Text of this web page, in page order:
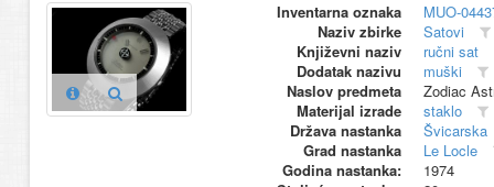
Inventarna oznaka
MUO-
Naziv zbirke
Satovi
Književni naziv
ručni sat
Dodatak nazivu
muški
Naslov predmeta
Zodiac
Materijal izrade
staklo
Država nastanka
Švicarska
Grad nastanka
Le Locle
Godina nastanka:
1974